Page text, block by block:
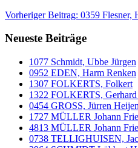
Vorheriger Beitrag: 0359 Flesner,
Neueste Beiträge
1077 Schmidt, Ubbe Jürgen
0952 EDEN, Harm Renken
1307 FOLKERTS, Folkert
1322 FOLKERTS,
0454 GROSS, Jürren Heijen
1727 MÜLLER Johann
4813 MÜLLER Johann
0738 TELLIGHUISEN,